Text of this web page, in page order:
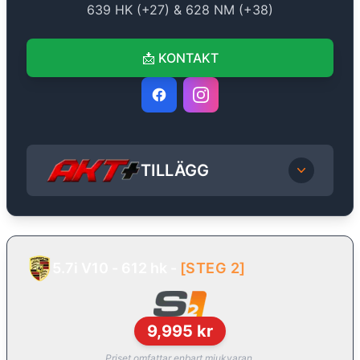
639 HK (+27) & 628 NM (+38)
📩 KONTAKT
TILLÄGG
[STEG 2]
9,995 kr